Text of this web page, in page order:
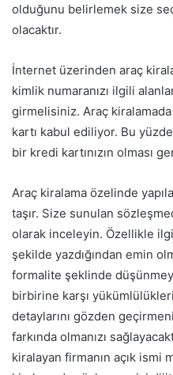
olduğunu belirlemek size
olacaktır.
İnternet üzerinden araç
kimlik numaranızı ilgili
girmelisiniz. Araç
kartı kabul ediliyor. Bu
bir kredi kartınızın olması
Araç kiralama özelinde
taşır. Size sunulan
olarak inceleyin. Özellikle
şekilde yazdığından emin
formalite şeklinde
birbirine karşı
detaylarını gözden
farkında olmanızı
kiralayan firmanın açık ismi